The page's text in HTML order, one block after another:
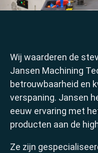
Home
Wij waarderen de
Jansen Machining
betrouwbaarheid en
verspaning. Jansen
eeuw ervaring met
producten aan de
Ze zijn